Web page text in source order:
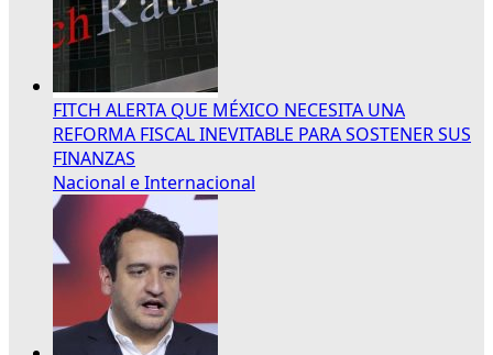
FITCH ALERTA QUE MÉXICO NECESITA UNA
REFORMA FISCAL INEVITABLE PARA SOSTENER SUS
FINANZAS
Nacional e Internacional